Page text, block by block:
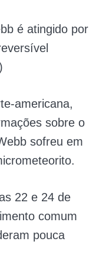
é atingido por
americana,
sobre o
sofreu em
22 e 24 de
comum
pouca